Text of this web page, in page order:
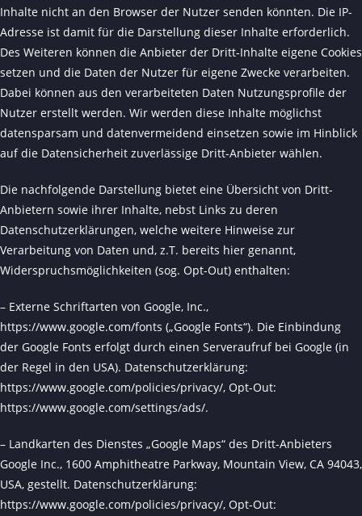
Inhalte nicht an den Browser der Nutzer senden könnten. Die IP-
Adresse ist damit für die Darstellung dieser Inhalte erforderlich.
Des Weiteren können die Anbieter der Dritt-Inhalte eigene Cookies
setzen und die Daten der Nutzer für eigene Zwecke verarbeiten.
Dabei können aus den verarbeiteten Daten Nutzungsprofile der
Nutzer erstellt werden. Wir werden diese Inhalte möglichst
datensparsam und datenvermeidend einsetzen sowie im Hinblick
auf die Datensicherheit zuverlässige Dritt-Anbieter wählen.
Die nachfolgende Darstellung bietet eine Übersicht von Dritt-
Anbietern sowie ihrer Inhalte, nebst Links zu deren
Datenschutzerklärungen, welche weitere Hinweise zur
Verarbeitung von Daten und, z.T. bereits hier genannt,
Widerspruchsmöglichkeiten (sog. Opt-Out) enthalten:
– Externe Schriftarten von Google, Inc.,
https://www.google.com/fonts („Google Fonts“). Die Einbindung
der Google Fonts erfolgt durch einen Serveraufruf bei Google (in
der Regel in den USA). Datenschutzerklärung:
https://www.google.com/policies/privacy/, Opt-Out:
https://www.google.com/settings/ads/.
– Landkarten des Dienstes „Google Maps“ des Dritt-Anbieters
Google Inc., 1600 Amphitheatre Parkway, Mountain View, CA 94043,
USA, gestellt. Datenschutzerklärung:
https://www.google.com/policies/privacy/, Opt-Out: